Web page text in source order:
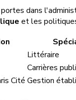
dans
et les
Littéraire
Carrières
Cité Gestion